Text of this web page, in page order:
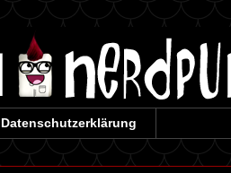
Datenschutzerklärung